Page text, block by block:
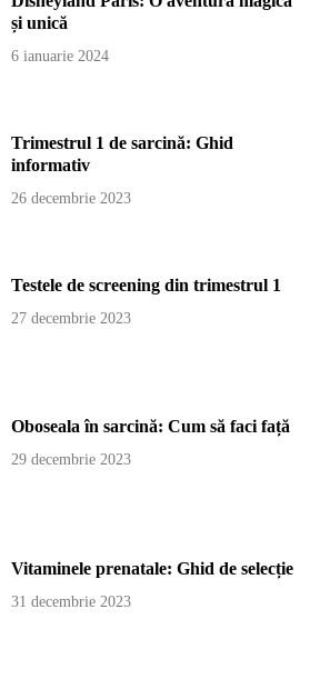
și unică
6 ianuarie 2024
Trimestrul 1 de sarcină: Ghid
informativ
26 decembrie 2023
Testele de screening din trimestrul 1
27 decembrie 2023
Oboseala în sarcină: Cum să faci față
29 decembrie 2023
Vitaminele prenatale: Ghid de selecție
31 decembrie 2023